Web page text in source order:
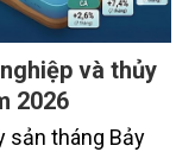
và thủy
2026
sản tháng Bảy